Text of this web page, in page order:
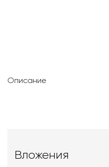
Описание
Вложения